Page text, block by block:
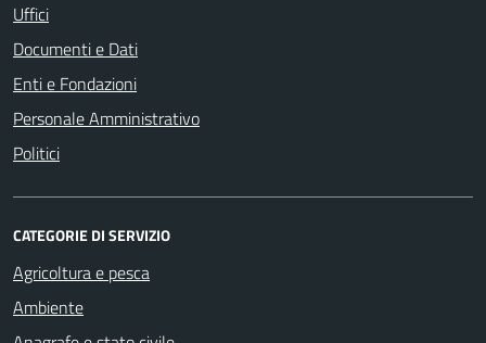
Uffici
Documenti e Dati
Enti e Fondazioni
Personale Amministrativo
Politici
CATEGORIE DI SERVIZIO
Agricoltura e pesca
Ambiente